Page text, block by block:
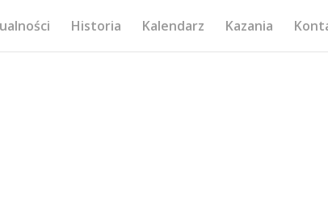
Historia Kalendarz Kazania